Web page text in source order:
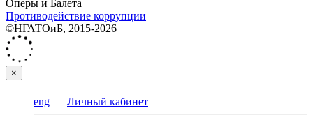
Оперы и Балета
Противодействие коррупции
©НГАТОиБ, 2015-2026
×
eng Личный кабинет